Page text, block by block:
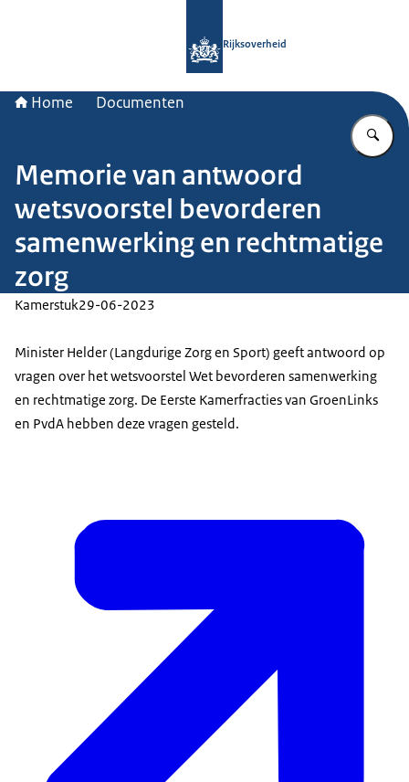
Rijksoverheid
Home Documenten
Memorie van antwoord
wetsvoorstel bevorderen
samenwerking en rechtmatige
zorg
Kamerstuk29-06-2023
Minister Helder (Langdurige Zorg en Sport) geeft antwoord op
vragen over het wetsvoorstel Wet bevorderen samenwerking
en rechtmatige zorg. De Eerste Kamerfracties van GroenLinks
en PvdA hebben deze vragen gesteld.